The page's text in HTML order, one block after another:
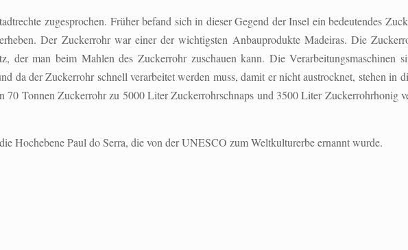
zugesprochen. Früher befand sich in dieser Gegend der Insel ein bedeutendes
Der Zuckerrohr war einer der wichtigsten Anbauprodukte Madeiras. Die
der man beim Mahlen des Zuckerrohr zuschauen kann. Die
da der Zuckerrohr schnell verarbeitet werden muss, damit er nicht austrocknet, stehen
70 Tonnen Zuckerrohr zu 5000 Liter Zuckerrohrschnaps und 3500 Liter
Hochebene Paul do Serra, die von der UNESCO zum Weltkulturerbe ernannt wurde.